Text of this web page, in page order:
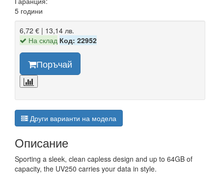
5 години
6,72 € | 13,14 лв.
На склад Код: 22952
Поръчай
Други варианти на модела
Описание
Sporting a sleek, clean capless design and up to 64GB of
capacity, the UV250 carries your data in style.